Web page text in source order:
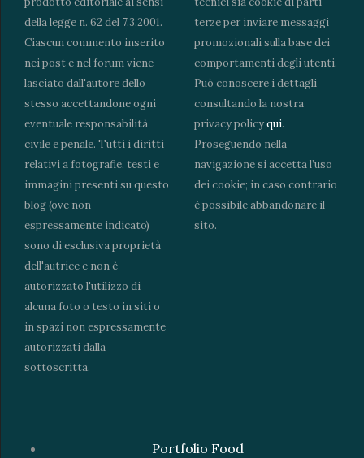
della legge n. 62 del 7.3.2001.
Ciascun commento inserito
nei post e nel forum viene
lasciato dall'autore dello
stesso accettandone ogni
eventuale responsabilità
civile e penale. Tutti i diritti
relativi a fotografie, testi e
immagini presenti su questo
blog (ove non
espressamente indicato)
sono di esclusiva proprietà
dell'autrice e non è
autorizzato l'utilizzo di
alcuna foto o testo in siti o
in spazi non espressamente
autorizzati dalla
sottoscritta.
terze per inviare messaggi
promozionali sulla base dei
comportamenti degli utenti.
Può conoscere i dettagli
consultando la nostra
privacy policyqui.
Proseguendo nella
navigazione si accetta l’uso
dei cookie; in caso contrario
è possibile abbandonare il
sito.
Portfolio Food